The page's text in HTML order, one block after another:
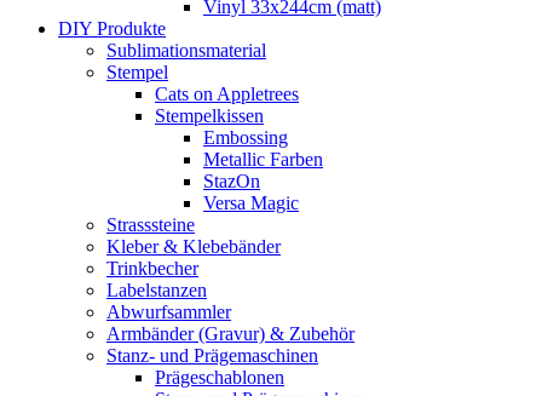
Vinyl 33x244cm (matt)
DIY Produkte
Sublimationsmaterial
Stempel
Cats on Appletrees
Stempelkissen
Embossing
Metallic Farben
StazOn
Versa Magic
Strasssteine
Kleber & Klebebänder
Trinkbecher
Labelstanzen
Abwurfsammler
Armbänder (Gravur) & Zubehör
Stanz- und Prägemaschinen
Prägeschablonen